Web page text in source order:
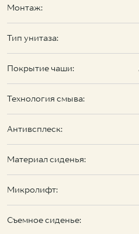
Монтаж:
Тип унитаза:
Покрытие чаши:
Технология смыва:
Антивсплеск:
Материал сиденья:
Микролифт:
Съемное сиденье: